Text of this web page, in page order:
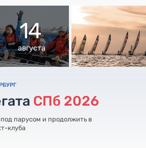
14
августа
СПб 2026
под парусом и продолжить в
клуба